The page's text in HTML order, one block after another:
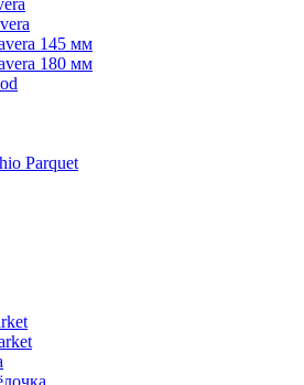
145 мм
180 мм
Parquet